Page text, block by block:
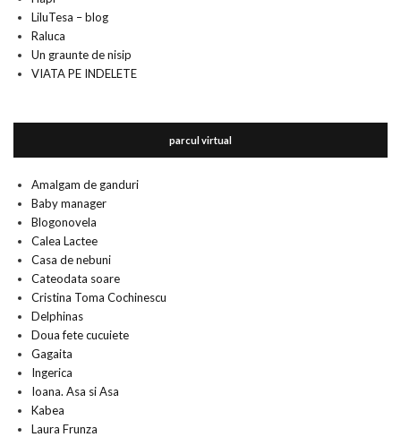
LiluTesa – blog
Raluca
Un graunte de nisip
VIATA PE INDELETE
parcul virtual
Amalgam de ganduri
Baby manager
Blogonovela
Calea Lactee
Casa de nebuni
Cateodata soare
Cristina Toma Cochinescu
Delphinas
Doua fete cucuiete
Gagaita
Ingerica
Ioana. Asa si Asa
Kabea
Laura Frunza